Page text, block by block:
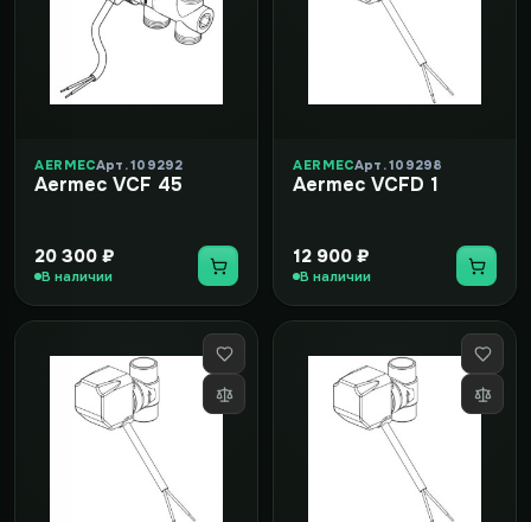
AERMECАрт. 109292
Aermec VCF 45
20 300 ₽
В наличии
AERMECАрт. 109298
Aermec VCFD 1
12 900 ₽
В наличии